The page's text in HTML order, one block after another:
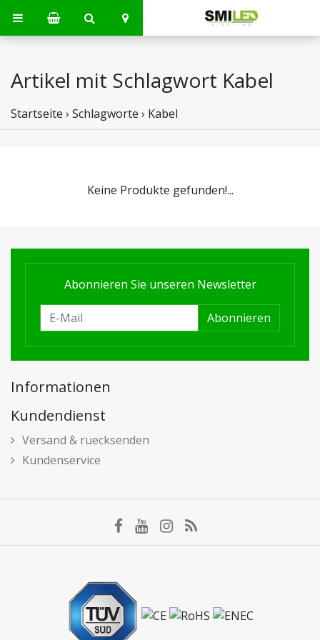
Artikel mit Schlagwort Kabel
Startseite › Schlagworte › Kabel
Keine Produkte gefunden!...
Abonnieren Sie unseren Newsletter
Abonnieren
Informationen
Kundendienst
Versand & ruecksenden
Kundenservice